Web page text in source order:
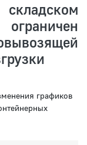
графиков